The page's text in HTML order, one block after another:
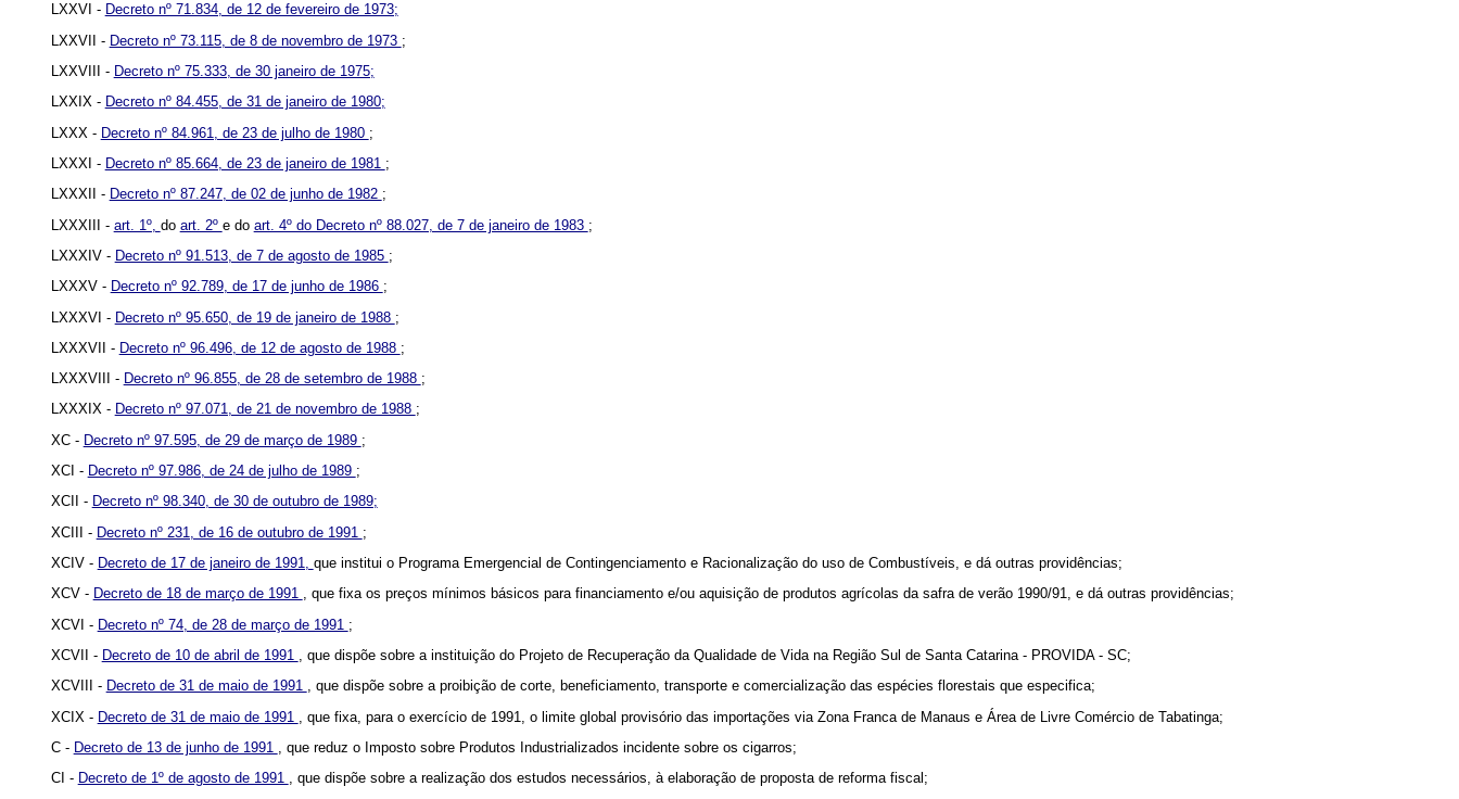
LXXVI - Decreto nº 71.834, de 12 de fevereiro de 1973;
LXXVII - Decreto nº 73.115, de 8 de novembro de 1973 ;
LXXVIII - Decreto nº 75.333, de 30 janeiro de 1975;
LXXIX - Decreto nº 84.455, de 31 de janeiro de 1980;
LXXX - Decreto nº 84.961, de 23 de julho de 1980 ;
LXXXI - Decreto nº 85.664, de 23 de janeiro de 1981 ;
LXXXII - Decreto nº 87.247, de 02 de junho de 1982 ;
LXXXIII - art. 1º, do art. 2º e do art. 4º do Decreto nº 88.027, de 7 de janeiro de 1983 ;
LXXXIV - Decreto nº 91.513, de 7 de agosto de 1985 ;
LXXXV - Decreto nº 92.789, de 17 de junho de 1986 ;
LXXXVI - Decreto nº 95.650, de 19 de janeiro de 1988 ;
LXXXVII - Decreto nº 96.496, de 12 de agosto de 1988 ;
LXXXVIII - Decreto nº 96.855, de 28 de setembro de 1988 ;
LXXXIX - Decreto nº 97.071, de 21 de novembro de 1988 ;
XC - Decreto nº 97.595, de 29 de março de 1989 ;
XCI - Decreto nº 97.986, de 24 de julho de 1989 ;
XCII - Decreto nº 98.340, de 30 de outubro de 1989;
XCIII - Decreto nº 231, de 16 de outubro de 1991 ;
XCIV - Decreto de 17 de janeiro de 1991, que institui o Programa Emergencial de Contingenciamento e Racionalização do uso de Combustíveis, e dá outras providências;
XCV - Decreto de 18 de março de 1991 , que fixa os preços mínimos básicos para financiamento e/ou aquisição de produtos agrícolas da safra de verão 1990/91, e dá outras providências;
XCVI - Decreto nº 74, de 28 de março de 1991 ;
XCVII - Decreto de 10 de abril de 1991 , que dispõe sobre a instituição do Projeto de Recuperação da Qualidade de Vida na Região Sul de Santa Catarina - PROVIDA - SC;
XCVIII - Decreto de 31 de maio de 1991 , que dispõe sobre a proibição de corte, beneficiamento, transporte e comercialização das espécies florestais que especifica;
XCIX - Decreto de 31 de maio de 1991
, que fixa, para o exercício de 1991, o limite global provisório das importações via Zona Franca de Manaus e Área de Livre Comércio de Tabatinga;
C - Decreto de 13 de junho de 1991 , que reduz o Imposto sobre Produtos Industrializados incidente sobre os cigarros;
CI - Decreto de 1º de agosto de 1991 , que dispõe sobre a realização dos estudos necessários, à elaboração de proposta de reforma fiscal;